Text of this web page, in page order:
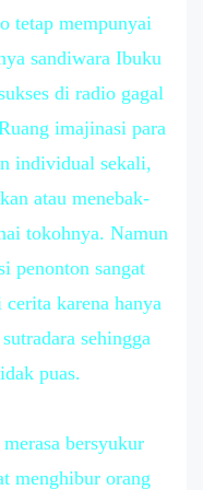
tetap mempunyai
sandiwara Ibuku
di radio gagal
imajinasi para
individual sekali,
atau menebak-
tokohnya. Namun
penonton sangat
karena hanya
sehingga
puas.
bersyukur
menghibur orang